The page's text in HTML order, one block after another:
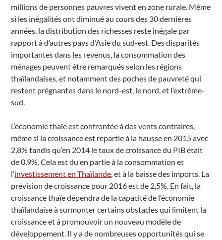
millions de personnes pauvres vivent en zone rurale. Même
si les inégalités ont diminué au cours des 30 dernières
années, la distribution des richesses reste inégale par
rapport à d’autres pays d’Asie du sud-est. Des disparités
importantes dans les revenus, la consommation des
ménages peuvent être remarqués selon les régions
thaïlandaises, et notamment des poches de pauvreté qui
restent prégnantes dans le nord-est, le nord, et l’extrême-
sud.
L’économie thaïe est confrontée à des vents contraires,
même si la croissance est repartie à la hausse en 2015 avec
2,8% tandis qu’en 2014 le taux de croissance du PIB était
de 0,9%. Cela est du en partie à la consommation et
l’investissement en Thaïlande, et à la baisse des imports. La
prévision de croissance pour 2016 est de 2,5%. En fait, la
croissance thaïe dépendra de la capacité de l’économie
thaïlandaise à surmonter certains obstacles qui limitent la
croissance et à promouvoir un nouveau modèle de
développement. Il y a de nombreuses opportunités qui se